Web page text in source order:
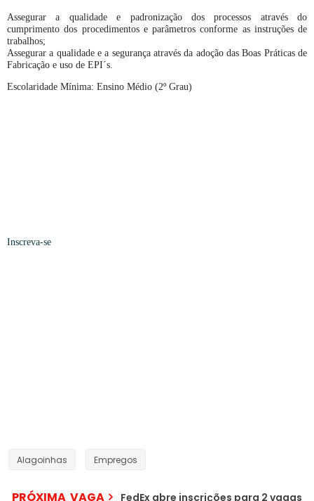
Assegurar a qualidade e padronização dos processos através do
cumprimento dos procedimentos e parâmetros conforme as instruções de
trabalhos;
Assegurar a qualidade e a segurança através da adoção das Boas Práticas de
Fabricação e uso de EPI´s.
Escolaridade Mínima: Ensino Médio (2º Grau)
Inscreva-se
Alagoinhas Empregos
PRÓXIMA VAGA FedEx abre inscrições para 2 vagas